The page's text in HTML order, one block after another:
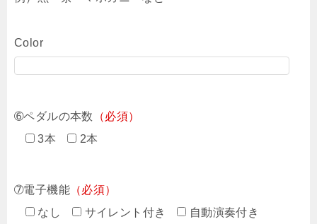
Color
➅ペダルの本数
（必須）
3本
2本
➆電子機能 （必須）
なし
サイレント付き 自動演奏付き